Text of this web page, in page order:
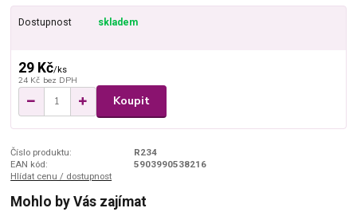
Dostupnost skladem
29 Kč/ks
24 Kč bez DPH
Koupit
Číslo produktu:
R234
EAN kód:
5903990538216
Hlídat cenu / dostupnost
Mohlo by Vás zajímat